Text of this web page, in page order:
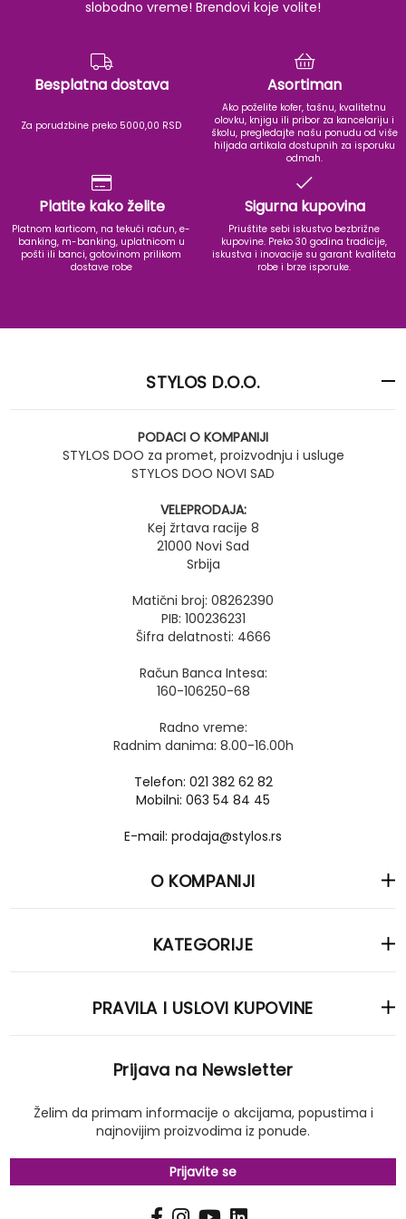
slobodno vreme! Brendovi koje volite!
Besplatna dostava
Za porudzbine preko 5000,00 RSD
Asortiman
Ako poželite kofer, tašnu, kvalitetnu
olovku, knjigu ili pribor za kancelariju i
školu, pregledajte našu ponudu od više
hiljada artikala dostupnih za isporuku
odmah.
Platite kako želite
Platnom karticom, na tekući račun, e-
banking, m-banking, uplatnicom u
pošti ili banci, gotovinom prilikom
dostave robe
Sigurna kupovina
Priuštite sebi iskustvo bezbrižne
kupovine. Preko 30 godina tradicije,
iskustva i inovacije su garant kvaliteta
robe i brze isporuke.
STYLOS D.O.O.
PODACI O KOMPANIJI
STYLOS DOO za promet, proizvodnju i usluge
STYLOS DOO NOVI SAD
VELEPRODAJA:
Kej žrtava racije 8
21000 Novi Sad
Srbija
Matični broj: 08262390
PIB: 100236231
Šifra delatnosti: 4666
Račun Banca Intesa:
160-106250-68
Radno vreme:
Radnim danima: 8.00-16.00h
Telefon: 021 382 62 82
Mobilni: 063 54 84 45
E-mail: prodaja@stylos.rs
O KOMPANIJI
KATEGORIJE
PRAVILA I USLOVI KUPOVINE
Prijava na Newsletter
Želim da primam informacije o akcijama, popustima i
najnovijim proizvodima iz ponude.
Prijavite se